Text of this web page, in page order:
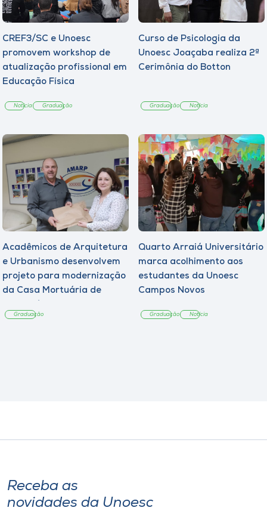
CREF3/SC e Unoesc
promovem workshop de
atualização profissional em
Educação Física
Notícia Graduação
Curso de Psicologia da
Unoesc Joaçaba realiza 2ª
Cerimônia do Botton
Graduação Notícia
Acadêmicos de Arquitetura
e Urbanismo desenvolvem
projeto para modernização
da Casa Mortuária de
Graduação
Quarto Arraiá Universitário
marca acolhimento aos
estudantes da Unoesc
Campos Novos
Graduação Notícia
Receba as
novidades da Unoesc